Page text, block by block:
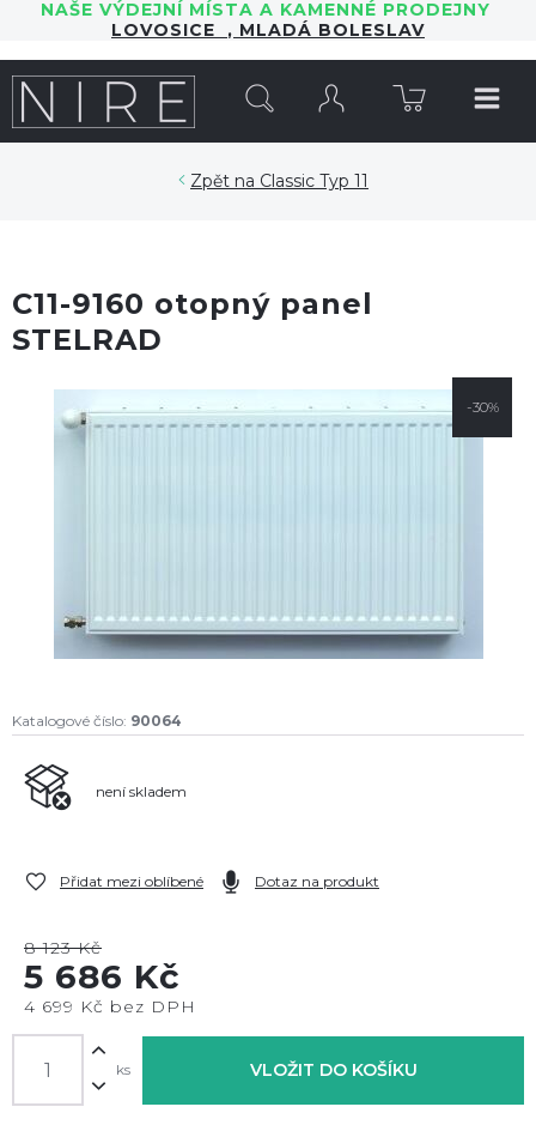
NAŠE VÝDEJNÍ MÍSTA A KAMENNÉ PRODEJNY
LOVOSICE , MLADÁ BOLESLAV
Classic Typ 11
C11-9160 otopný panel
STELRAD
-30%
Katalogové číslo: 90064
není skladem
Přidat mezi oblíbené Dotaz na produkt
8 123 Kč
5 686 Kč
4 699 Kč bez DPH
ks VLOŽIT DO KOŠÍKU